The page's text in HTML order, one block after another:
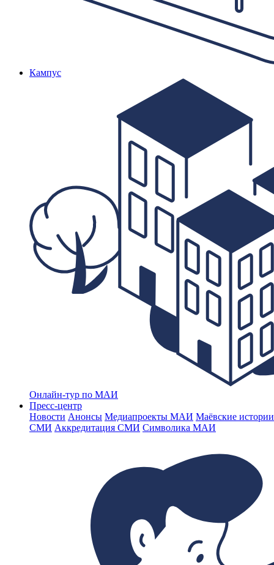
Кампус
Онлайн-тур по МАИ
Пресс-центр
Новости Анонсы Медиапроекты МАИ Маёвские
СМИ Аккредитация СМИ Символика МАИ